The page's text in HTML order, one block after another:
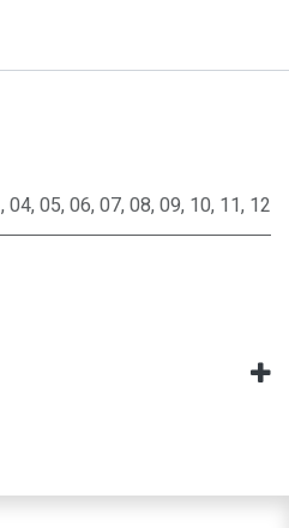
,04,05,06,07,08,09, 10, 11, 12